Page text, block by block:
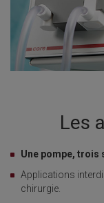
Les
Une pompe, trois
Applications
chirurgie.